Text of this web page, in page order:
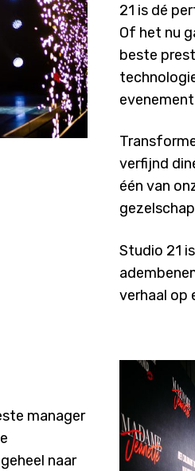
21 is dé
Of het nu
beste
verfijnd
één van
Studio 21
verhaal op
manager
naar